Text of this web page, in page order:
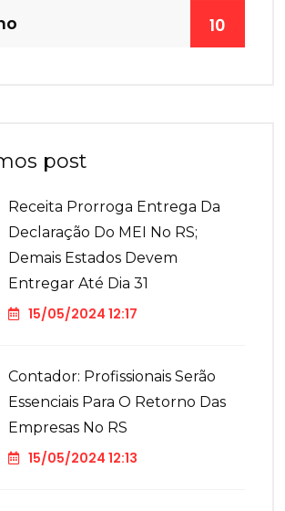
10
post
Receita Prorroga Entrega Da
Declaração Do MEI No RS;
Demais Estados Devem
Entregar Até Dia 31
15/05/2024 12:17
Contador: Profissionais Serão
Essenciais Para O Retorno Das
Empresas No RS
15/05/2024 12:13